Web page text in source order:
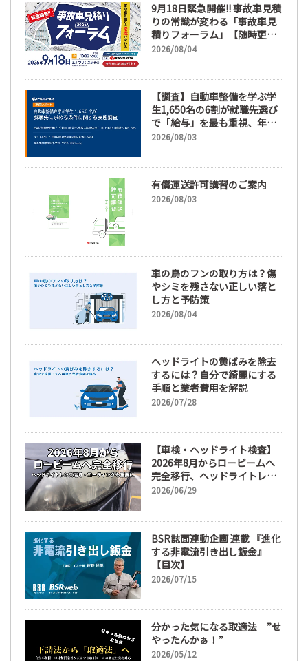
9月18日緊急開催!! 事故車見積
りの常識が変わる「事故車見
積りフォーラム」【随時更
新】
2026/08/04
【調査】自動車整備を学ぶ学
生1,650名の6割が就職先選び
で「給与」を最も重視、年間
休日「110日以上」希望も
2026/08/03
有償運送許可講習のご案内
2026/08/03
車の鳥のフンの取り方は？傷
やシミを残さない正しい落と
し方と予防策
2026/08/04
ヘッドライトの黄ばみを除去
するには？自分で綺麗にする
手順と業者費用を解説
2026/07/28
【車検・ヘッドライト検査】
2026年8月からロービームへ
完全移行、ヘッドライトレン
ズ磨き・コーティングも重要
2026/06/29
BSR誌面連動企画 連載 『進化
する非電流引き出し鈑金』
【目次】
2026/07/15
分かった気になる取適法 ”せ
やったんかぁ！”
2026/05/12